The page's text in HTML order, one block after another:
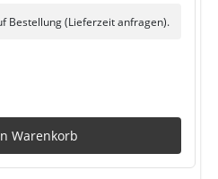
Bestellung (Lieferzeit anfragen).
Warenkorb